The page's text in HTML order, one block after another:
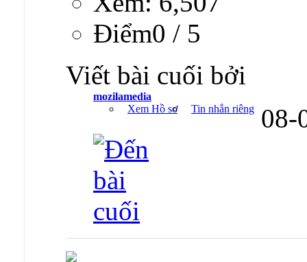
Ðiểm0 / 5
Viết bài cuối bởi
mozilamedia
Xem Hồ sơ
Tin nhắn riêng 08-